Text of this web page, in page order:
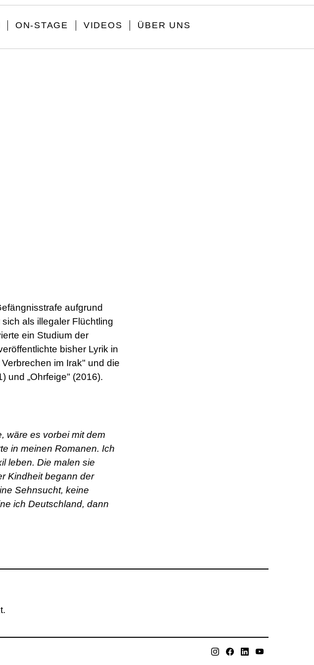
ON-STAGE VIDEOS ÜBER UNS
aufgrund
als illegaler Flüchtling
ein Studium der
bisher Lyrik in
im Irak" und die
und „Ohrfeige" (2016).
wäre es vorbei mit dem
in meinen Romanen. Ich
leben. Die malen sie
Kindheit begann der
Sehnsucht, keine
ich Deutschland, dann